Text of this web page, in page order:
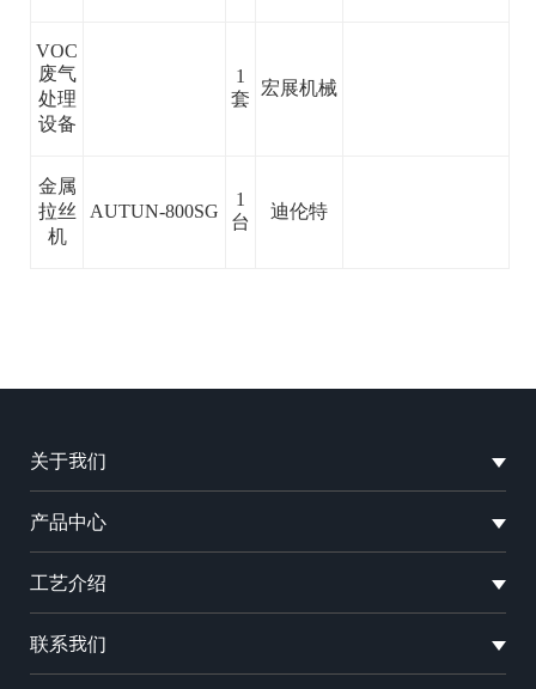
VOC
废气
处理
设备
1
套
宏展机械
金属
拉丝
机
AUTUN-800SG
1
台
迪伦特
关于我们
产品中心
工艺介绍
联系我们